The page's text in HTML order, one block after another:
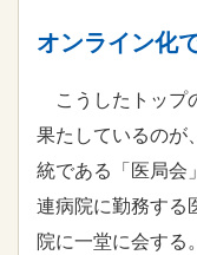
オンライン化
こうしたトップ
果たしているのが
統である「医局会
連病院に勤務する
院に一堂に会する